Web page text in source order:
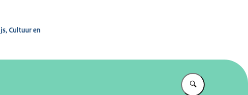
Cultuur en
Vul in wat u